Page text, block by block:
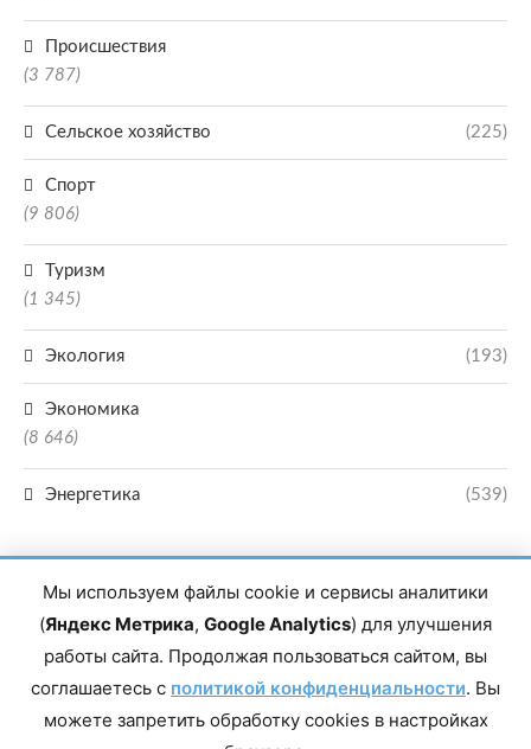
Происшествия
(3 787)
Сельское хозяйство (225)
Спорт
(9 806)
Туризм
(1 345)
Экология (193)
Экономика
(8 646)
Энергетика (539)
Главный редактор сетевого издания Магомаев Тимур Нухович. Контакты
редакции: 8(988)-292-94-34 Почта: vestiskfo@gmail.com По вопросам
Дагестан, г. Махачкала, пр-т Насрутдинова, д. 1а. Все права защищены.
Копирование и использование полных материалов запрещено, частичное
Мы используем файлы cookie и сервисы аналитики
(Яндекс Метрика, Google Analytics) для улучшения
работы сайта. Продолжая пользоваться сайтом, вы
соглашаетесь с политикой конфиденциальности. Вы
можете запретить обработку cookies в настройках